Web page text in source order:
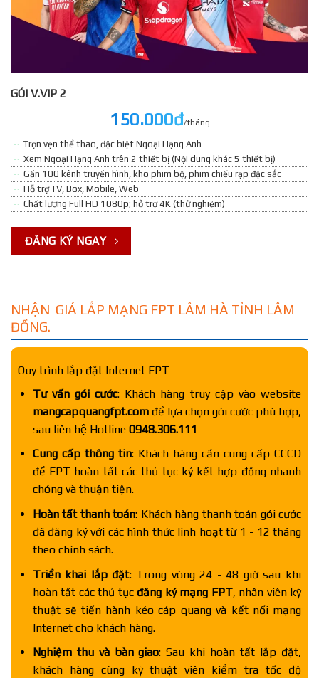
GÓI V.VIP 2
150.000đ/tháng
Trọn vẹn thể thao, đặc biệt Ngoại Hạng Anh
Xem Ngoại Hạng Anh trên 2 thiết bị (Nội dung khác 5 thiết bị)
Gần 100 kênh truyền hình, kho phim bộ, phim chiếu rạp đặc sắc
Hỗ trợ TV, Box, Mobile, Web
Chất lượng Full HD 1080p; hỗ trợ 4K (thử nghiệm)
ĐĂNG KÝ NGAY
NHẬN GIÁ LẮP MẠNG FPT LÂM HÀ TỈNH LÂM
ĐỒNG.
Quy trình lắp đặt Internet FPT
Tư vấn gói cước: Khách hàng truy cập vào website
mangcapquangfpt.comđể lựa chọn gói cước phù hợp,
sau liên hệ Hotline 0948.306.111
Cung cấp thông tin: Khách hàng cần cung cấp CCCD
để FPT hoàn tất các thủ tục ký kết hợp đồng nhanh
chóng và thuận tiện.
Hoàn tất thanh toán: Khách hàng thanh toán gói cước
đã đăng ký với các hình thức linh hoạt từ 1 - 12 tháng
theo chính sách.
Triển khai lắp đặt: Trong vòng 24 - 48 giờ sau khi
hoàn tất các thủ tục đăng ký mạng FPT, nhân viên kỹ
thuật sẽ tiến hành kéo cáp quang và kết nối mạng
Internet cho khách hàng.
Nghiệm thu và bàn giao: Sau khi hoàn tất lắp đặt,
khách hàng cùng kỹ thuật viên kiểm tra tốc độ